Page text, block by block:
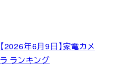
【2026年6月9日】家電カメ
ラ ランキング